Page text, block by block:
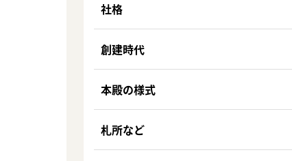
社格
創建時代
本殿の様式
札所など